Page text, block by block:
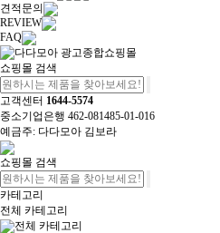
견적문의
REVIEW
FAQ
쇼핑몰 검색
고객센터 1644-5574
중소기업은행 462-081485-01-016
예금주: 다다모아 김보라
쇼핑몰 검색
카테고리
전체 카테고리
전체 카테고리